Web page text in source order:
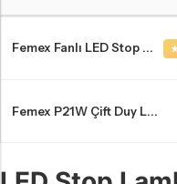
Femex Fanlı LED Stop ...
Femex P21W Çift Duy L...